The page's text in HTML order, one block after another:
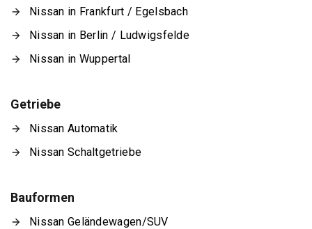
Nissan in Frankfurt / Egelsbach
Nissan in Berlin / Ludwigsfelde
Nissan in Wuppertal
Getriebe
Nissan Automatik
Nissan Schaltgetriebe
Bauformen
Nissan Geländewagen/SUV